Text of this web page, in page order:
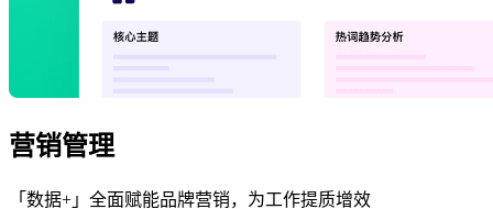
营销管理
「数据+」全面赋能品牌营销，为工作提质增效